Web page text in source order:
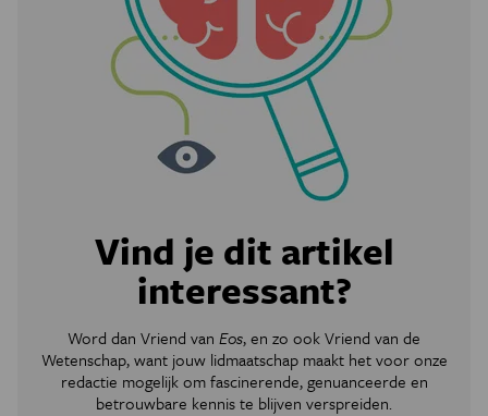
Vind je dit artikel
interessant?
Word dan Vriend van Eos, en zo ook Vriend van de
Wetenschap, want jouw lidmaatschap maakt het voor onze
redactie mogelijk omfascinerende, genuanceerde en
betrouwbare kennis te blijven verspreiden.